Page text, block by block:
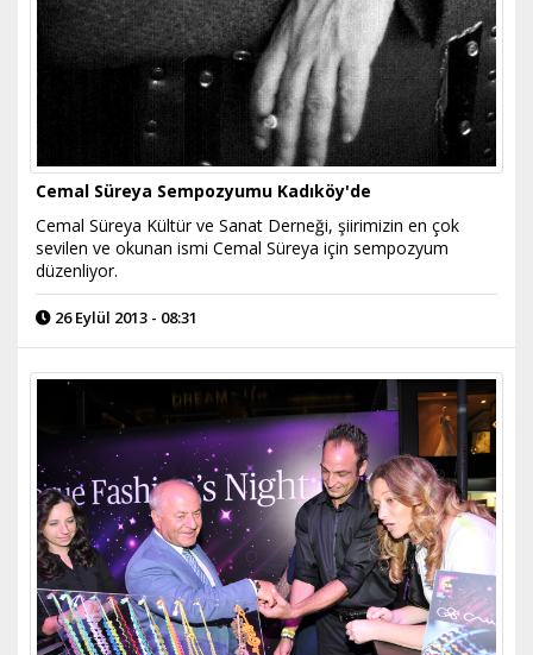
Cemal Süreya Sempozyumu Kadıköy'de
Cemal Süreya Kültür ve Sanat Derneği, şiirimizin en çok
sevilen ve okunan ismi Cemal Süreya için sempozyum
düzenliyor.
26 Eylül 2013 - 08:31